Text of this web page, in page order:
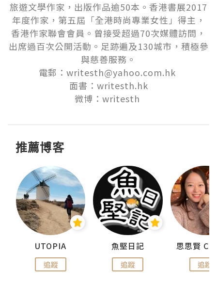
旅遊文學作家，出版作品逾50本。香港書展2017
年度作家，第五屆「全港時尚專業女性」得主，
香港作家聯會會員。曾接受超過70次媒體訪問，
出席過百次公開活動。足跡遍及130城市，積極參
與慈善服務。
電郵：writesth@yahoo.com.hk
面書：writesth.hk
微博：writesth
推薦博客
UTOPIA
追蹤
魚堅日記
追蹤 追蹤